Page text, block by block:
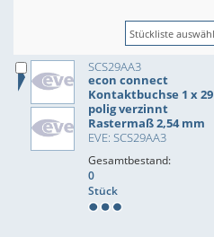
SCS29AA3
econ connect
Kontaktbuchse 1 x 29
polig verzinnt
Rastermaß 2,54 mm
EVE: SCS29AA3
Gesamtbestand:
0
Stück